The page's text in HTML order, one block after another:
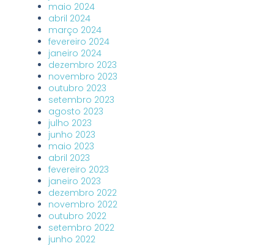
maio 2024
abril 2024
março 2024
fevereiro 2024
janeiro 2024
dezembro 2023
novembro 2023
outubro 2023
setembro 2023
agosto 2023
julho 2023
junho 2023
maio 2023
abril 2023
fevereiro 2023
janeiro 2023
dezembro 2022
novembro 2022
outubro 2022
setembro 2022
junho 2022